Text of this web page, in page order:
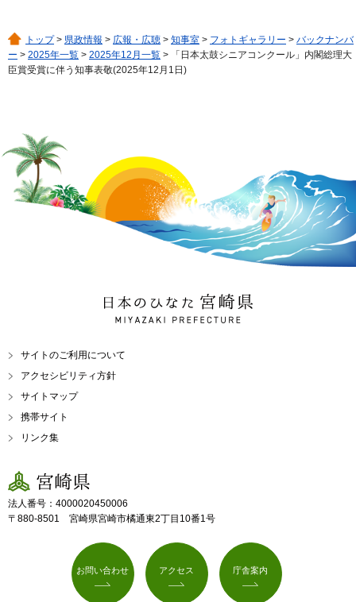
トップ> 県政情報 > 広報・広聴 > 知事室 > フォトギャラリー > バックナンバ
ー > 2025年一覧 > 2025年12月一覧 > 「日本太鼓シニアコンクール」内閣総理大
臣賞受賞に伴う知事表敬(2025年12月1日)
日本のひなた 宮崎県
MIYAZAKI PREFECTURE
サイトのご利用について
アクセシビリティ方針
サイトマップ
携帯サイト
リンク集
宮崎県
法人番号：4000020450006
〒880-8501 宮崎県宮崎市橘通東2丁目10番1号
お問い合わせ アクセス 庁舎案内